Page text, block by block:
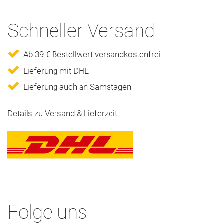
Schneller Versand
Ab 39 € Bestellwert versandkostenfrei
Lieferung mit DHL
Lieferung auch an Samstagen
Details zu Versand & Lieferzeit
Folge uns